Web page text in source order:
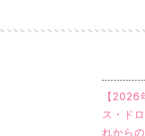
【2026
ス・ド
れから